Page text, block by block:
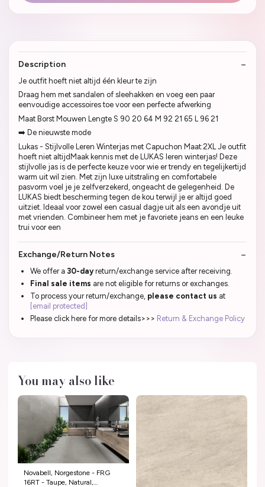
Description
Je outfit hoeft niet altijd één kleur te zijn
Draag hem met sandalen of sleehakken en voeg een paar
eenvoudige accessoires toe voor een perfecte afwerking
Maat Borst Mouwen Lengte S 90 20 64 M 92 21 65 L 96 21
➡️ De nieuwste mode
Lukas - Stijlvolle Leren Winterjas met Capuchon Maat:2XL Je outfit
hoeft niet altijdMaak kennis met de LUKAS leren winterjas! Deze
stijlvolle jas is de perfecte keuze voor wie er trendy en tegelijkertijd
warm uit wil zien. Met zijn luxe uitstraling en comfortabele
pasvorm voel je je zelfverzekerd, ongeacht de gelegenheid. De
LUKAS biedt bescherming tegen de kou terwijl je er altijd goed
uitziet. Ideaal voor zowel een casual dagje uit als een avondje uit
met vrienden. Combineer hem met je favoriete jeans en een leuke
trui voor een
Exchange/Return Notes
We offer a 30-dayreturn/exchange service after receiving.
Final sale items are not eligible for returns or exchanges.
To process your return/exchange, please contact us at
[email protected]
Please click here for more details>>> Return & Exchange Policy
You may also like
Novabell, Norgestone - FRG
16RT - Taupe, Natural,